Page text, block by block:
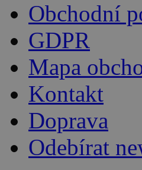
Obchodní
GDPR
Mapa
Kontakt
Doprava
Odebírat